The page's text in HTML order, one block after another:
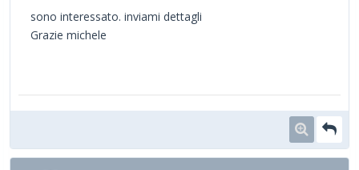
sono interessato. inviami dettagli
Grazie michele